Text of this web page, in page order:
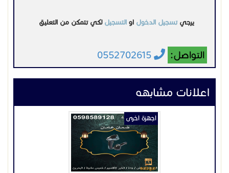
يرجيتسجيل الدخول او التسجيل لكي تتمكن من التعليق
التواصل: 0552702615
اعلانات مشابهه
اجهزة اخرى